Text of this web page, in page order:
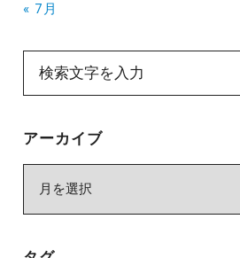
« 7月
アーカイブ